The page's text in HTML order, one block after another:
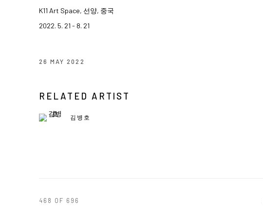
K11 Art Space, 선양, 중국
2022. 5. 21 - 8. 21
26 MAY 2022
RELATED ARTIST
김병호
468 OF 696